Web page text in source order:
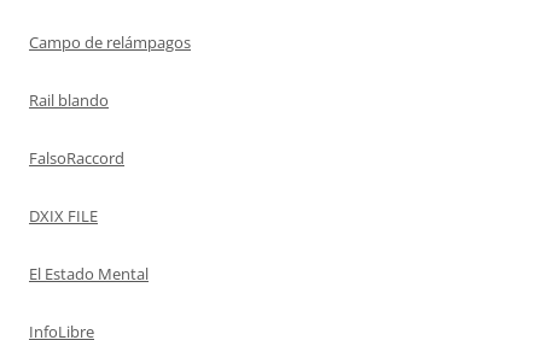
Campo de relámpagos
Rail blando
FalsoRaccord
DXIX FILE
El Estado Mental
InfoLibre